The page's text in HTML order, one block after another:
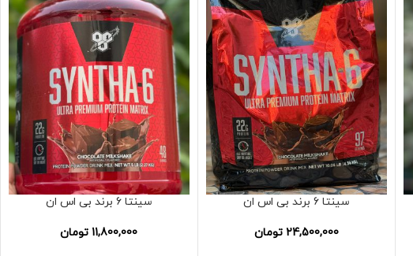
سینتا 6 برند بی اس ان
24,500,000 تومان
سینتا 6 برند بی اس ان
11,800,000 تومان